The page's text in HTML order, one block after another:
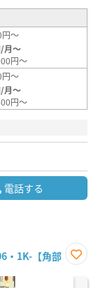
円～
月～
円～
円～
月～
円～
電話する
・1K-【角部
に入